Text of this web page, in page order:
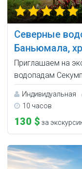
Северные
Баньюмала,
Приглашаем на
водопадам
Индивидуальная
10 часов
130 $ за